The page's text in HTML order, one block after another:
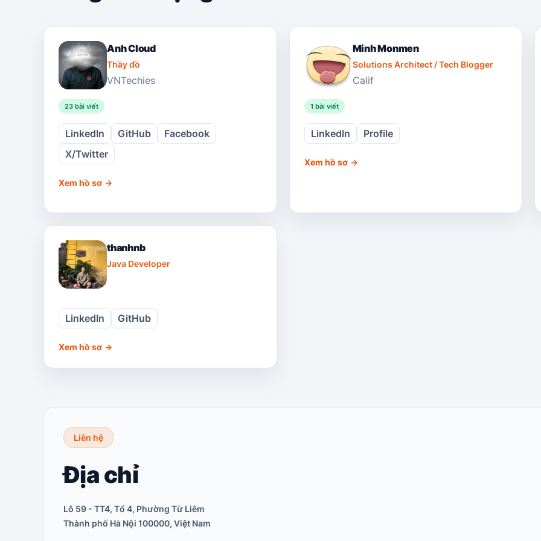
Anh Cloud
Thầy đồ
VNTechies
23 bài viết
LinkedIn GitHub
Facebook
X/Twitter
Xem hồ sơ →
Minh Monmen
Solutions Architect / Tech Blogger
Calif
1 bài viết
LinkedIn Profile
Xem hồ sơ →
thanhnb
Java Developer
LinkedIn GitHub
Xem hồ sơ →
Liên hệ
Địa chỉ
Lô 59 - TT4, Tổ 4, Phường Từ Liêm
Thành phố Hà Nội 100000, Việt Nam